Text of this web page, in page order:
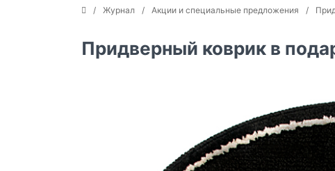
Журнал Акции и специальные предложения
Придверный коврик в